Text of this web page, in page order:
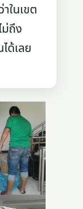
ในเขต
ม่ถึง
ด้เลย